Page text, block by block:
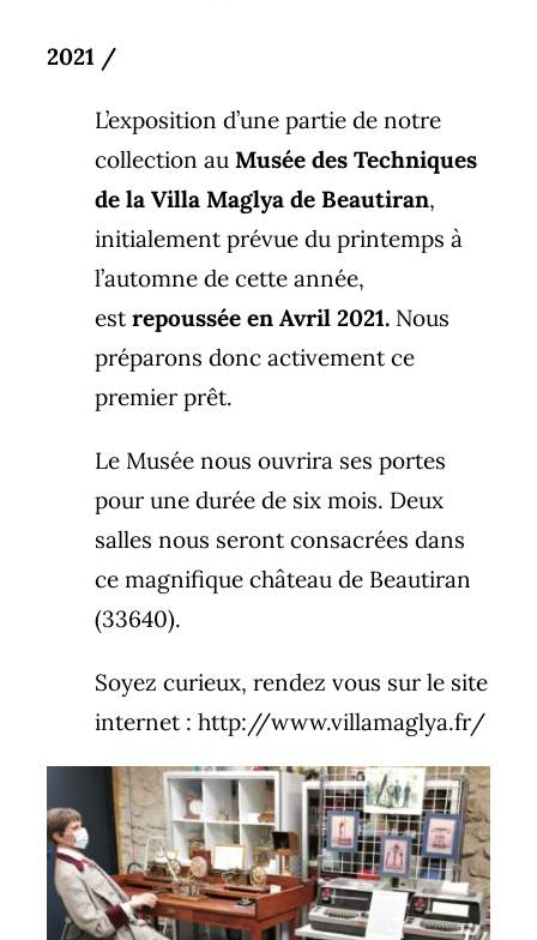
2021 /
L’exposition d’une partie de notre
collection au Musée des Techniques
de la Villa Maglya de Beautiran,
initialement prévue du printemps à
l’automne de cette année,
est repoussée en Avril 2021. Nous
préparons donc activement ce
premier prêt.
Le Musée nous ouvrira ses portes
pour une durée de six mois. Deux
salles nous seront consacrées dans
ce magnifique château de Beautiran
(33640).
Soyez curieux, rendez vous sur le site
internet : http://www.villamaglya.fr/